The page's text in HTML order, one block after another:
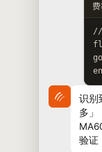
//
识别
多」
验证